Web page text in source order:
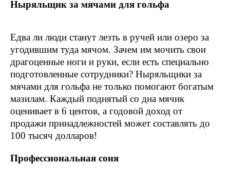
Ныряльщик за мячами для гольфа
Едва ли люди станут лезть в ручей или озеро за
угодившим туда мячом. Зачем им мочить свои
драгоценные ноги и руки, если есть специально
подготовленные сотрудники? Ныряльщики за
мячами для гольфа не только помогают богатым
мазилам. Каждый поднятый со дна мячик
оценивает в 6 центов, а годовой доход от
продажи принадлежностей может составлять до
100 тысяч долларов!
Профессиональная соня